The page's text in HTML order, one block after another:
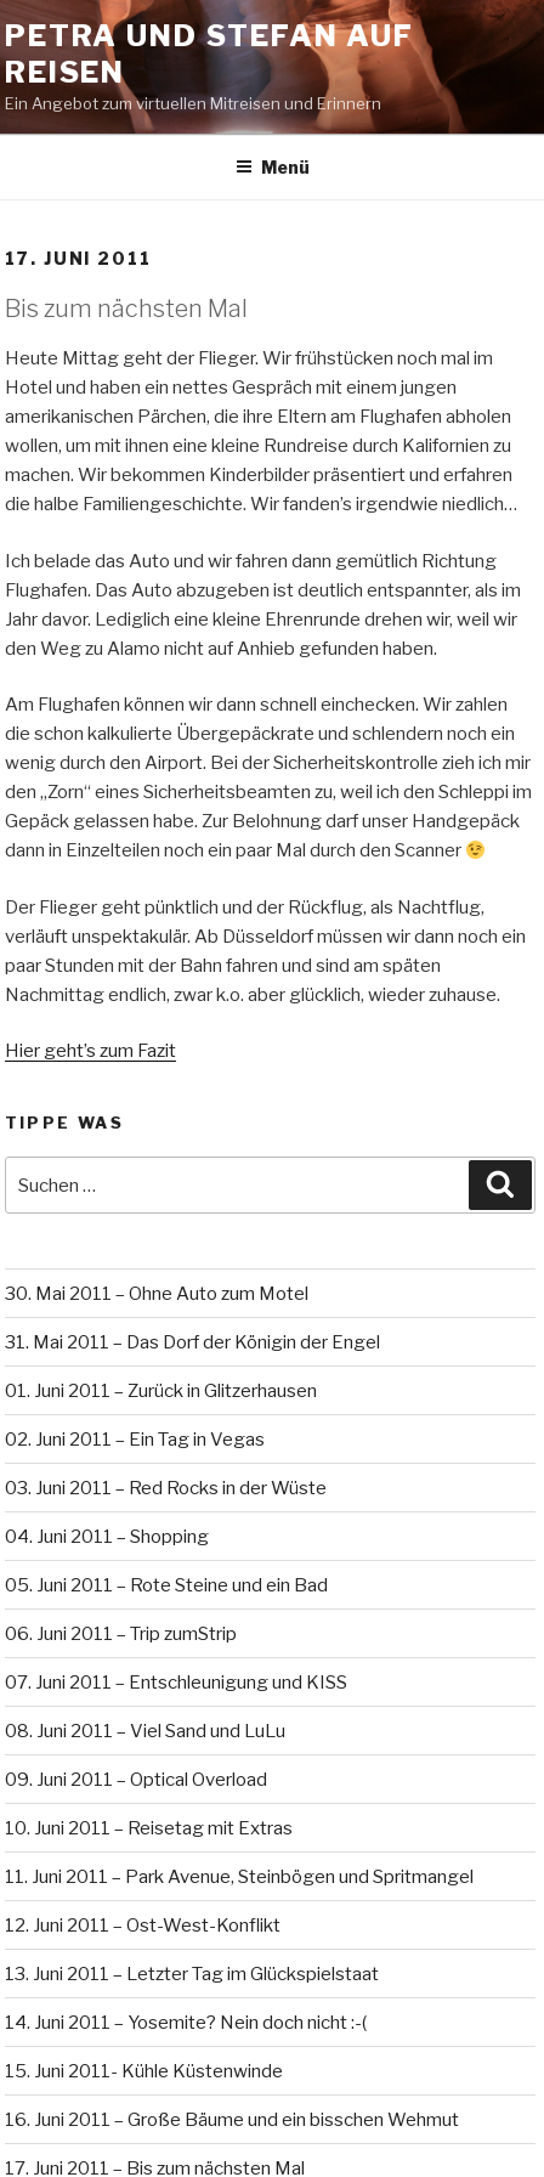
Inhalt
springen
PETRA UND STEFAN AUF
REISEN
Ein Angebot zum virtuellen Mitreisen und Erinnern
Menü
17. JUNI 2011
Bis zum nächsten Mal
Heute Mittag geht der Flieger. Wir frühstücken noch mal im
Hotel und haben ein nettes Gespräch mit einem jungen
amerikanischen Pärchen, die ihre Eltern am Flughafen abholen
wollen, um mit ihnen eine kleine Rundreise durch Kalifornien zu
machen. Wir bekommen Kinderbilder präsentiert und erfahren
die halbe Familiengeschichte. Wir fanden’s irgendwie niedlich…
Ich belade das Auto und wir fahren dann gemütlich Richtung
Flughafen. Das Auto abzugeben ist deutlich entspannter, als im
Jahr davor. Lediglich eine kleine Ehrenrunde drehen wir, weil wir
den Weg zu Alamo nicht auf Anhieb gefunden haben.
Am Flughafen können wir dann schnell einchecken. Wir zahlen
die schon kalkulierte Übergepäckrate und schlendern noch ein
wenig durch den Airport. Bei der Sicherheitskontrolle zieh ich mir
den „Zorn“ eines Sicherheitsbeamten zu, weil ich den Schleppi im
Gepäck gelassen habe. Zur Belohnung darf unser Handgepäck
dann in Einzelteilen noch ein paar Mal durch den Scanner
Der Flieger geht pünktlich und der Rückflug, als Nachtflug,
verläuft unspektakulär. Ab Düsseldorf müssen wir dann noch ein
paar Stunden mit der Bahn fahren und sind am späten
Nachmittag endlich, zwar k.o. aber glücklich, wieder zuhause.
Hier geht’s zum Fazit
TIPPE WAS
nach:
30. Mai 2011 – Ohne Auto zum Motel
31. Mai 2011 – Das Dorf der Königin der Engel
01. Juni 2011 – Zurück in Glitzerhausen
02. Juni 2011 – Ein Tag in Vegas
03. Juni 2011 – Red Rocks in der Wüste
04. Juni 2011 – Shopping
05. Juni 2011 – Rote Steine und ein Bad
06. Juni 2011 – Trip zumStrip
07. Juni 2011 – Entschleunigung und KISS
08. Juni 2011 – Viel Sand und LuLu
09. Juni 2011 – Optical Overload
10. Juni 2011 – Reisetag mit Extras
11. Juni 2011 – Park Avenue, Steinbögen und Spritmangel
12. Juni 2011 – Ost-West-Konflikt
13. Juni 2011 – Letzter Tag im Glückspielstaat
14. Juni 2011 – Yosemite? Nein doch nicht :-(
15. Juni 2011- Kühle Küstenwinde
16. Juni 2011 – Große Bäume und ein bisschen Wehmut
17. Juni 2011 – Bis zum nächsten Mal